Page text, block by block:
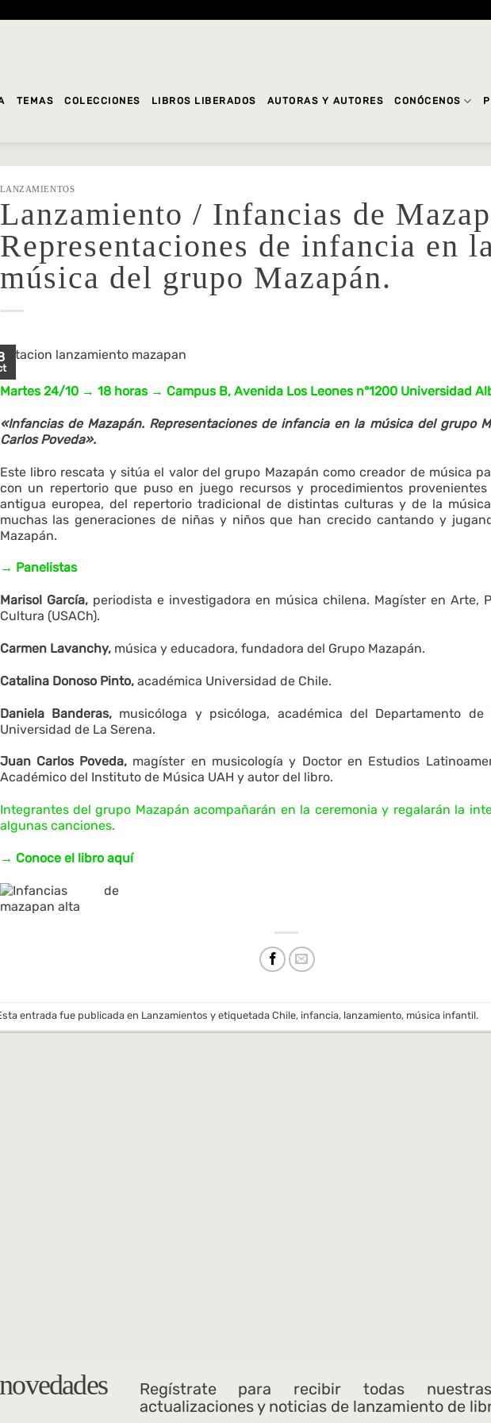
TEMAS COLECCIONES LIBROS LIBERADOS AUTORAS Y AUTORES CONÓCENOS
LANZAMIENTOS
Lanzamiento / Infancias de
Representaciones de infancia en la
música del grupo Mazapán.
Martes 24/10 → 18horas → Campus B, Avenida Los Leones n°1200 Universidad
«Infancias de Mazapán. Representaciones de infancia en la música del grupo
Carlos Poveda».
Este libro rescata y sitúa el valor del grupo Mazapán como creador de música
con un repertorio que puso en juego recursos y procedimientos
antigua europea, del repertorio tradicional de distintas culturas y de la
muchas las generaciones de niñas y niños que han crecido cantando y
Mazapán.
→ Panelistas
Marisol García, periodista e investigadora en música chilena. Magíster en Arte,
Cultura (USACh).
Carmen Lavanchy, música y educadora, fundadora del Grupo Mazapán.
Catalina Donoso Pinto, académica Universidad de Chile.
Daniela Banderas, musicóloga y psicóloga, académica del Departamento
Universidad de La Serena.
Juan Carlos Poveda, magíster en musicología y Doctor en Estudios
Académico del Instituto de Música UAH y autor del libro.
Integrantes del grupo Mazapán acompañarán en la ceremonia y regalarán la
algunas canciones.
→ Conoce el libro aquí
entrada fue publicada en Lanzamientos y etiquetada Chile, infancia, lanzamiento, música infantil.
Regístrate para recibir todas
actualizaciones y noticias de lanzamiento de